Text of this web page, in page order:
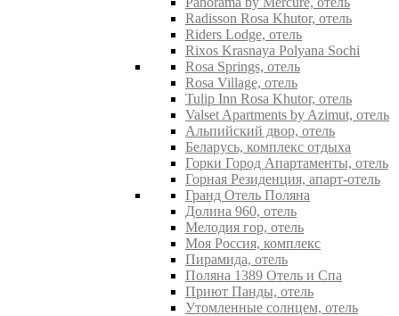
Radisson Rosa Khutor, отель
Riders Lodge, отель
Rixos Krasnaya Polyana Sochi
Rosa Springs, отель
Rosa Village, отель
Tulip Inn Rosa Khutor, отель
Valset Apartments by Azimut, отель
Альпийский двор, отель
Беларусь, комплекс отдыха
Горки Город Апартаменты, отель
Горная Резиденция, апарт-отель
Гранд Отель Поляна
Долина 960, отель
Мелодия гор, отель
Моя Россия, комплекс
Пирамида, отель
Поляна 1389 Отель и Спа
Приют Панды, отель
Утомленные солнцем, отель